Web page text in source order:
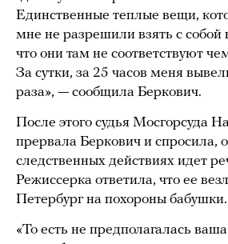
Единственные теплые вещи,
мне не разрешили взять с
что они там не соответствуют
За сутки, за 25 часов меня
раза», — сообщила Беркович.
После этого судья Мосгорсуда
прервала Беркович и спросила,
следственных действиях идет
Режиссерка ответила, что ее
Петербург на похороны бабушки.
«То есть не предполагалась